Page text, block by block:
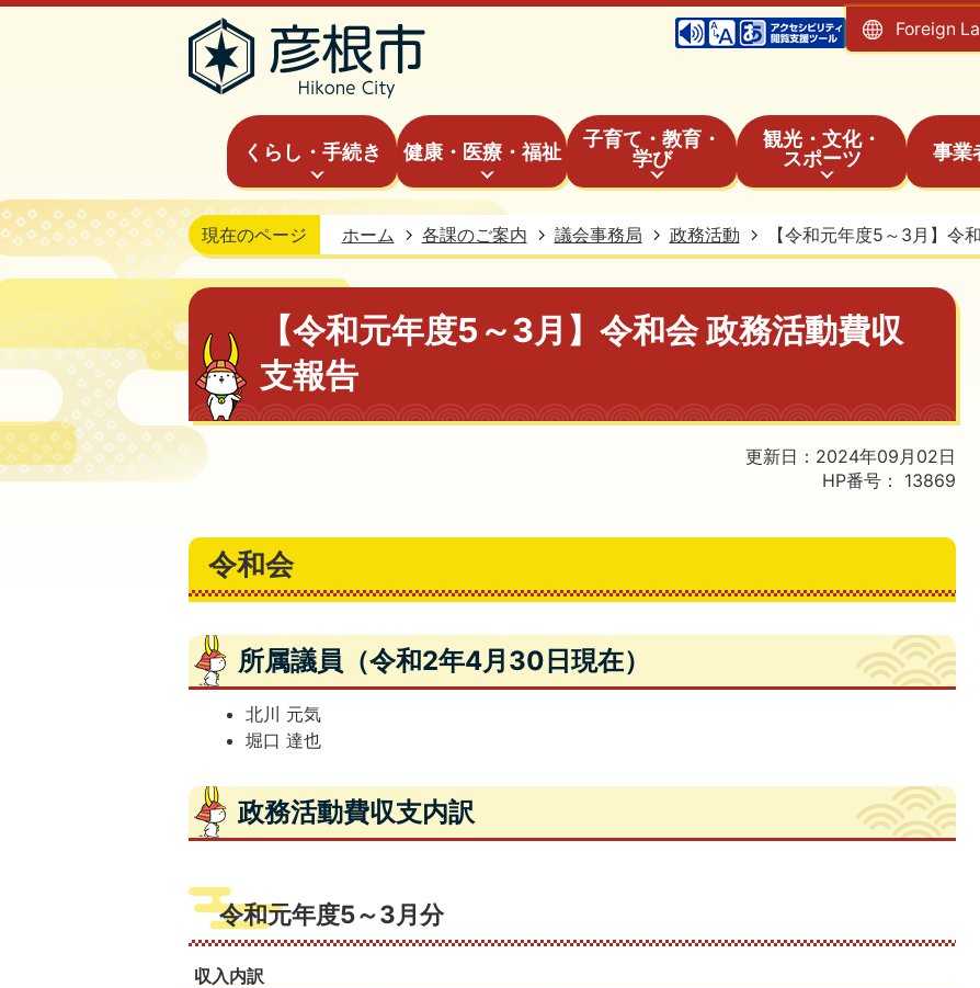
Foreign
くらし・手続き 健康・医療・福祉
子育て・教育・
学び
観光・文化・
スポーツ
事業
現在のページ ホーム 各課のご案内 議会事務局 政務活動 【令和元年度5～3月】令
【令和元年度5～3月】令和会 政務活動費収
支報告
更新日：2024年09月02日
HP番号：
13869
令和会
所属議員（令和2年4月30日現在）
北川 元気
堀口 達也
政務活動費収支内訳
令和元年度5～3月分
収入内訳